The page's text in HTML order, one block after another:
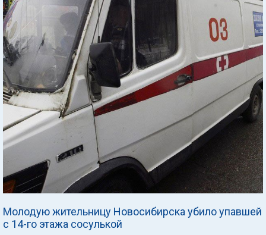
Молодую жительницу Новосибирска убило упавшей
с 14-го этажа сосулькой